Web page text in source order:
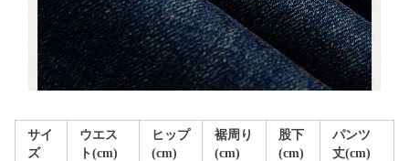
サイ
ズ
ウエス
ト(cm)
ヒップ
(cm)
裾周り
(cm)
股下
(cm)
パンツ
丈(cm)